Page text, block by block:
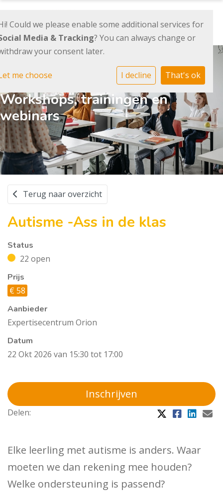
Workshops, trainingen en
webinars
Terug naar overzicht
Autisme -Ass in de klas
Status
22 open
Prijs
€ 58
Aanbieder
Expertisecentrum Orion
Datum
22 Okt 2026 van 15:30 tot 17:00
Inschrijven
Delen:
Elke leerling met autisme is anders. Waar
moeten we dan rekening mee houden?
Welke ondersteuning is passend?
Could we please enable some additional services for
Media & Tracking? You can always change or
your consent later.
me choose I decline That's ok